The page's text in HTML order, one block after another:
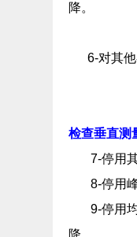
降。
6-对其他
检查垂直测
7-停用
8-停用
9-停用
降。